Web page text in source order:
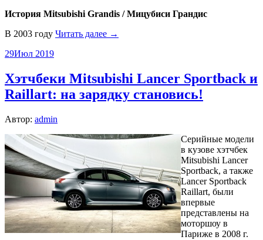
История Mitsubishi Grandis / Мицубиси Грандис
В 2003 году Читать далее →
29Июл 2019
Хэтчбеки Mitsubishi Lancer Sportback и
Raillart: на зарядку становись!
Автор: admin
Серийные модели
в кузове хэтчбек
Mitsubishi Lancer
Sportback, а также
Lancer Sportback
Raillart, были
впервые
представлены на
моторшоу в
Париже в 2008 г.